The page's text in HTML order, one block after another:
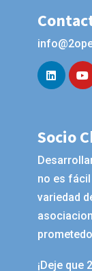
Socio
no es fácil
variedad
¡Deje que